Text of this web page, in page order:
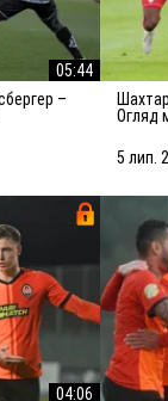
05:44
Шахтар – Тюркгюджю – 2:1.
Огляд
5 лип.
04:06